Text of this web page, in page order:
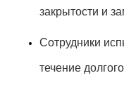
закрытости и
Сотрудники
течение